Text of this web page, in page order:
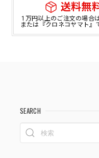
送料無
1万円以上のご注文の場合
または『クロネコヤマト』
SEARCH